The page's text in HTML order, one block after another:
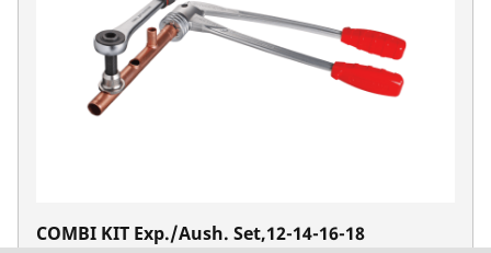
COMBI KIT Exp./Aush. Set,12-14-16-18